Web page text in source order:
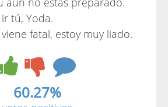
tú, Yoda.
fatal, estoy muy liado.
60.27%